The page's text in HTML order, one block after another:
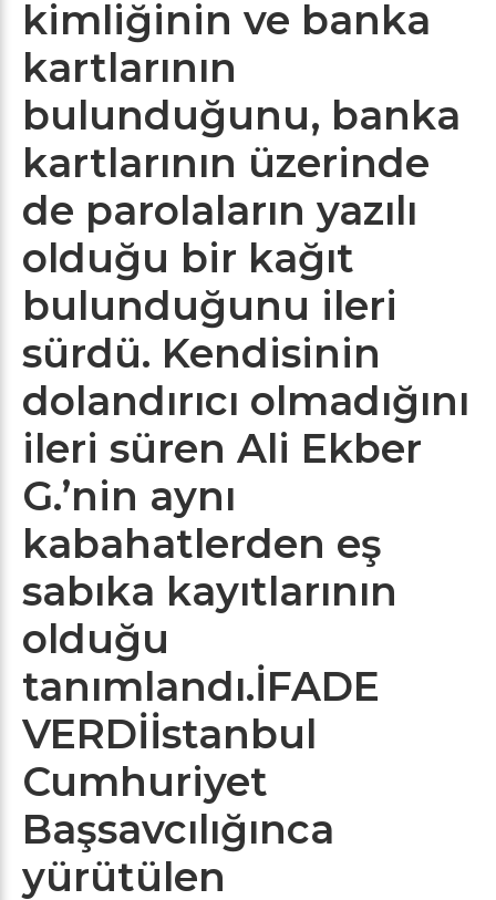
kimliğinin ve banka
kartlarının
bulunduğunu, banka
kartlarının üzerinde
de parolaların yazılı
olduğu bir kağıt
bulunduğunu ileri
sürdü. Kendisinin
dolandırıcı olmadığını
ileri süren Ali Ekber
G.’nin aynı
kabahatlerden eş
sabıka kayıtlarının
olduğu
tanımlandı.İFADE
VERDİİstanbul
Cumhuriyet
Başsavcılığınca
yürütülen